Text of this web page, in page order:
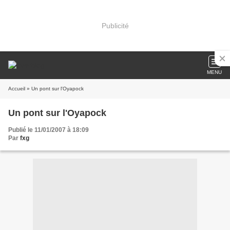
Publicité
MENU
Accueil » Un pont sur l'Oyapock
Un pont sur l'Oyapock
Publié le 11/01/2007 à 18:09
Par fxg